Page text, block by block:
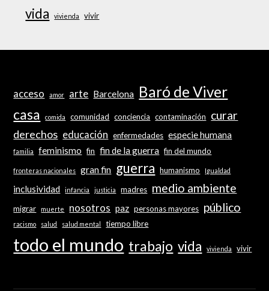
vida vivienda vivir
acceso amor arte Barcelona Baró de Viver
casa comida comunidad conciencia contaminación curar
derechos educación enfermedades especie humana
familia feminismo fin fin de la guerra fin del mundo
fronteras nacionales gran fin guerra humanismo Igualdad
inclusividad infancia justicia madres medio ambiente
migrar muerte nosotros paz personas mayores público
racismo salud salud mental tiempo libre
todo el mundo trabajo vida vivienda vivir